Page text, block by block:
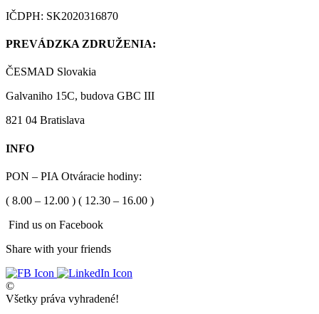
IČDPH: SK2020316870
PREVÁDZKA ZDRUŽENIA:
ČESMAD Slovakia
Galvaniho 15C, budova GBC III
821 04 Bratislava
INFO
PON – PIA Otváracie hodiny:
( 8.00 – 12.00 ) ( 12.30 – 16.00 )
Find us on Facebook
Share with your friends
©
Všetky práva vyhradené!